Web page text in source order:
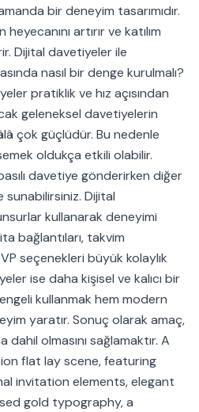
bir deneyim tasarımıdır.
artırır ve katılım
Dijital davetiyeler ile
nasıl bir denge kurulmalı?
pratiklik ve hız açısından
geleneksel davetiyelerin
çok güçlüdür. Bu nedenle
oldukça etkili olabilir.
davetiye gönderirken diğer
Dijital
kullanarak deneyimi
bağlantıları, takvim
seçenekleri büyük kolaylık
ise daha kişisel ve kalıcı bir
kullanmak hem modern
yaratır. Sonuç olarak amaç,
olmasını sağlamaktır. A
flat lay scene, featuring
invitation elements, elegant
gold typography, a